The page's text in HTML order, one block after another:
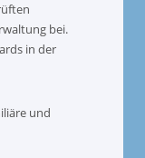
bei.
in der
und